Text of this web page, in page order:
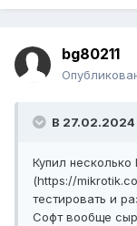
bg80211
В 27.02.2024
Купил несколько
(https://
тестировать и
Софт вообще